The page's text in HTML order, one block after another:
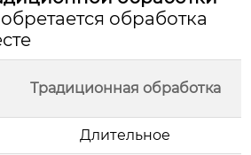
обработка
Традиционная обработка
Длительное